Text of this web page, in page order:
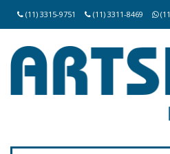
(11) 3315-9751 (11) 3311-8469